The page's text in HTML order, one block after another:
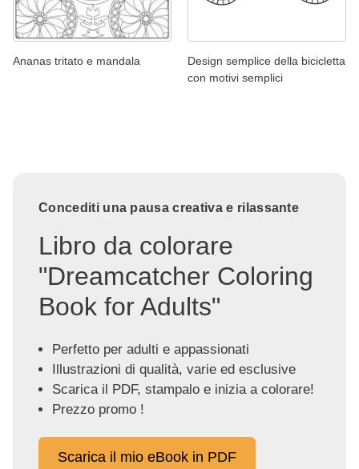
Ananas tritato e mandala
Design semplice della bicicletta
con motivi semplici
Concediti una pausa creativa e rilassante
Libro da colorare
"Dreamcatcher Coloring
Book for Adults"
Perfetto per adulti e appassionati
Illustrazioni di qualità, varie ed esclusive
Scarica il PDF, stampalo e inizia a colorare!
Prezzo promo !
Scarica il mio eBook in PDF